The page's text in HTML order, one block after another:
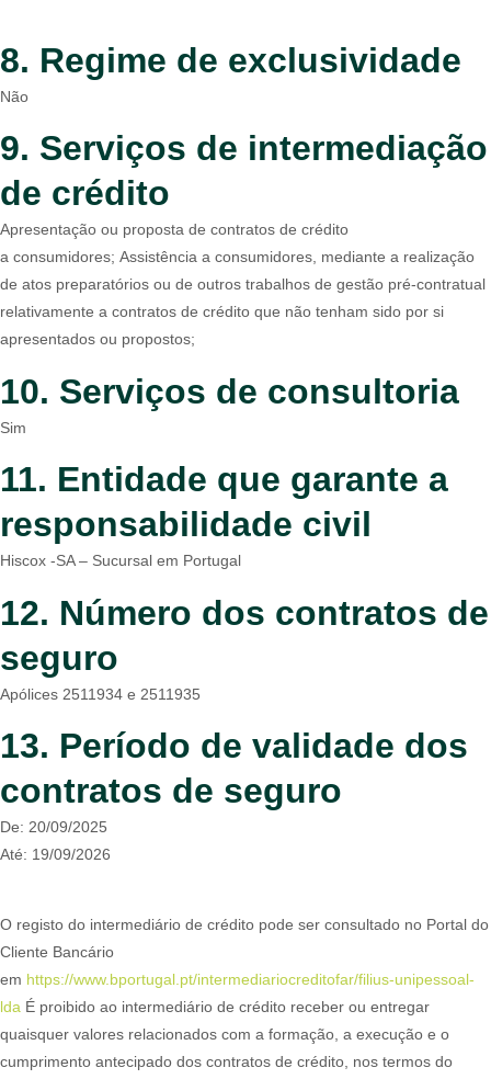
8. Regime de exclusividade
Não
9. Serviços de intermediação
de crédito
Apresentação ou proposta de contratos de crédito
a consumidores; Assistência a consumidores, mediante a realização
de atos preparatórios ou de outros trabalhos de gestão pré-contratual
relativamente a contratos de crédito que não tenham sido por si
apresentados ou propostos;
10. Serviços de consultoria
Sim
11. Entidade que garante a
responsabilidade civil
Hiscox -SA – Sucursal em Portugal
12. Número dos contratos de
seguro
Apólices 2511934 e 2511935
13. Período de validade dos
contratos de seguro
De: 20/09/2025
Até: 19/09/2026
O registo do intermediário de crédito pode ser consultado no Portal do
Cliente Bancário
em https://www.bportugal.pt/intermediariocreditofar/filius-unipessoal-
lda É proibido ao intermediário de crédito receber ou entregar
quaisquer valores relacionados com a formação, a execução e o
cumprimento antecipado dos contratos de crédito, nos termos do